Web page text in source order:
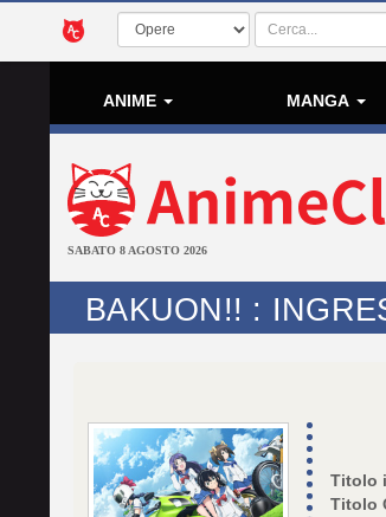
ANIME MANGA
SABATO 8 AGOSTO 2026
BAKUON!! :
Titolo
Titolo